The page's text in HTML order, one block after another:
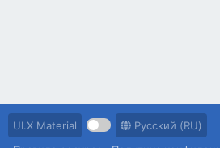
UI.X Material
Русский (RU)